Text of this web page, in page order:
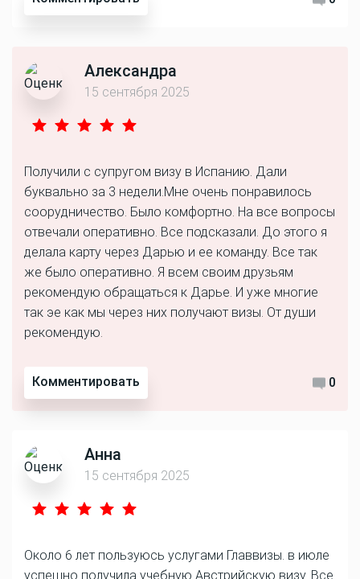
Александра
15 сентября 2025
Получили с супругом визу в Испанию. Дали
буквально за 3 недели.Мне очень понравилось
соорудничество. Было комфортно. На все вопросы
отвечали оперативно. Все подсказали. До этого я
делала карту через Дарью и ее команду. Все так
же было оперативно. Я всем своим друзьям
рекомендую обращаться к Дарье. И уже многие
так эе как мы через них получают визы. От души
рекомендую.
Комментировать 0
Анна
15 сентября 2025
Около 6 лет пользуюсь услугами Главвизы. в июле
успешно получила учебную Австрийскую визу. Все